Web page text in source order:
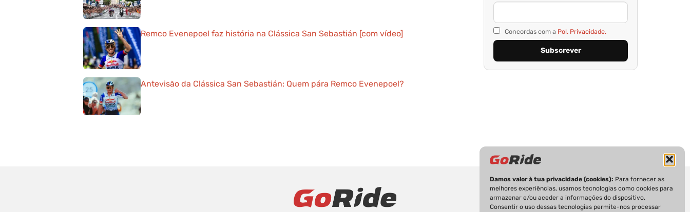
Damos valor à tua privacidade (cookies): Para fornecer as
melhores experiências, usamos tecnologias como cookies para
armazenar e/ou aceder a informações do dispositivo.
Consentir o uso dessas tecnologias permite-nos processar
Remco Evenepoel faz história na Clássica San Sebastián [com vídeo]
Antevisão da Clássica San Sebastián: Quem pára Remco Evenepoel?
Concordas com a Pol. Privacidade.